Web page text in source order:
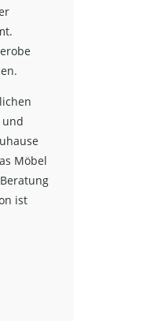
und
Möbel
ist